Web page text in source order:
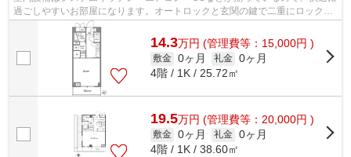
過ごしやすいお部屋になります。オートロックと玄関の鍵で二重にロックで
きるので防犯対策として優れています...
14.3万円 (管理費等：15,000円 )
敷金 0ヶ月 礼金 0ヶ月
4階 / 1K / 25.72㎡
19.5万円 (管理費等：20,000円 )
敷金 0ヶ月 礼金 0ヶ月
4階 / 1K / 38.60㎡